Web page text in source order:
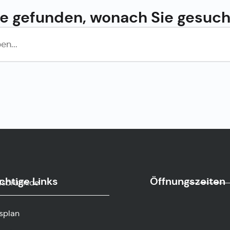
gefunden, wonach Sie
Links Öffnungszeiten